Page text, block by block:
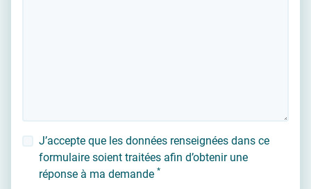
J’accepte que les données renseignées dans ce
formulaire soient traitées afin d’obtenir une
réponse à ma demande *